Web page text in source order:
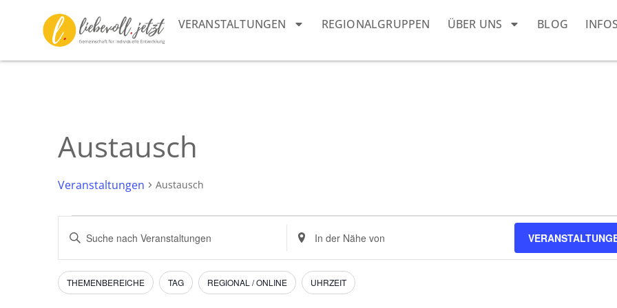
VERANSTALTUNGEN REGIONALGRUPPEN ÜBER UNS BLOG INFOS
Austausch
Veranstaltungen Austausch
Veranstaltungen
Suche
und
Bitte
Schlüsselwort
Suche
nach
Veranstaltungen
Schlüsselwort.
Standort
eingeben.
Suche
nach
Veranstaltungen.
Filter
Das
Ändern
THEMENBEREICHE TAG REGIONAL / ONLINE UHRZEIT